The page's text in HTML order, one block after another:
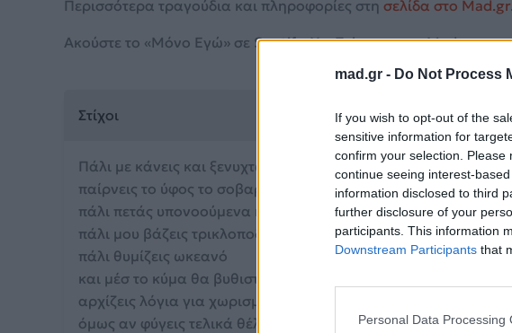
mad.gr - Do Not Process
If you wish to opt-out of the
sensitive information for
confirm your selection.
continue seeing interest-
information disclosed to third
further disclosure of your
participants. This information
Downstream Participants that
Personal Data Processing
Περισσότερα τραγούδια και πληροφορίες στη σελίδα στο Mad.gr.
Ακούστε το «Μόνο Εγώ» σε Spotify, YouTube και στο Mad.gr.
Στίχοι
Πάλι με κάνεις και ξενυχτώ
παίρνεις το ύφος το σοβαρό
πάλι πετάς υπονοούμενα κι αιχμές
πάλι μου βάζεις τρικλοποδιές
πάλι θυμίζεις ωκεανό
και μέσ το κύμα θα βυθιστώ
αρχίζεις λόγια για χωρισμό
όμως αν φύγεις τελικά θέλω να δω